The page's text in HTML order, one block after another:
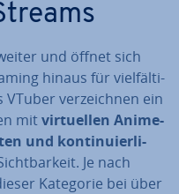
und öffnet sich
hinaus für viel­fäl­ti­
ver­zeich­nen ein
mitvir­tu­el­len Anime-
und kon­ti­nu­ier­li­
Je nach
Kategorie bei über